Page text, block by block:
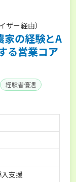
ー経由）
家の経験とA
る営業コア
経験者優遇
支援